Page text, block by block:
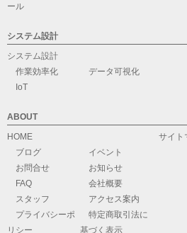
ール
システム設計
システム設計
作業効率化
データ可視化
IoT
ABOUT
HOME
ブログ
イベント
お問合せ
お知らせ
FAQ
会社概要
スタッフ
アクセス案内
プライバシーポ
リシー
特定商取引法に
基づく表示
サイト